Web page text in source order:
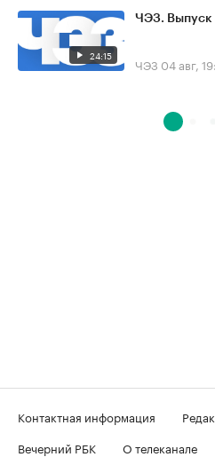
24:15
ЧЭЗ. Выпуск
ЧЭЗ 04 авг,
Контактная информация
Вечерний РБК
О телеканале